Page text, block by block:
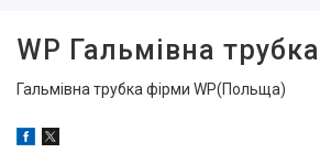
Марка
WP Гальмівна трубка
Гальмівна трубка фірми WP(Польща)